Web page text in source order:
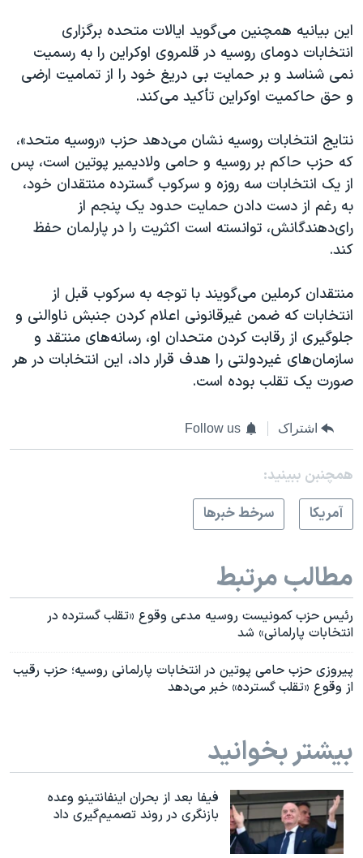
این بیانیه همچنین می‌گوید ایالات متحده برگزاری
انتخابات دومای روسیه در قلمروی اوکراین را به رسمیت
نمی شناسد و بر حمایت بی دریغ خود را از تمامیت ارضی
و حق حاکمیت اوکراین تأکید می‌کند.
نتایج انتخابات روسیه نشان می‌دهد حزب «روسیه متحد»،
که حزب حاکم بر روسیه و حامی ولادیمیر پوتین است، پس
از یک انتخابات سه روزه و سرکوب گسترده منتقدان خود،
به رغم از دست دادن حمایت حدود یک پنجم از
رای‌دهندگانش، توانسته است اکثریت را در پارلمان حفظ
کند.
منتقدان کرملین می‌گویند با توجه به سرکوب قبل از
انتخابات که ضمن غیرقانونی اعلام کردن جنبش ناوالنی و
جلوگیری از رقابت‌ کردن متحدان او، رسانه‌های منتقد و
سازمان‌های غیردولتی را هدف قرار داد، این انتخابات در هر
صورت یک تقلب بوده است.
اشتراک Follow us
همچنبن ببینید:
آمريکا
سرخط خبرها
مطالب مرتبط
رئیس حزب کمونیست روسیه مدعی وقوع «تقلب گسترده در
انتخابات پارلمانی» شد
پیروزی حزب حامی پوتین در انتخابات پارلمانی روسیه؛ حزب رقیب
از وقوع «تقلب گسترده» خبر می‌دهد
بیشتر بخوانید
فیفا بعد از بحران اینفانتینو وعده
بازنگری در روند تصمیم‌گیری داد